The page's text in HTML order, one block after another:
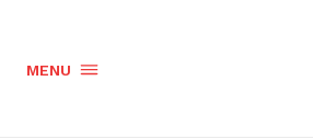
MENU